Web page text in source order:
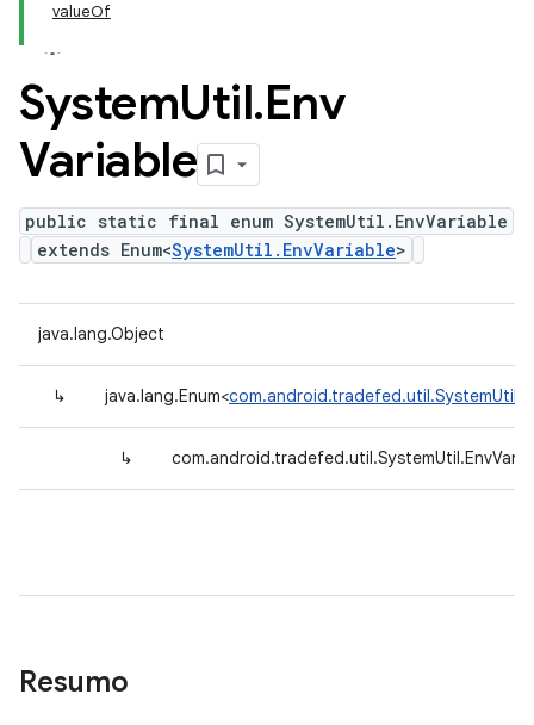
valueOf
SystemUtil.Env
Variable
public static final enum SystemUtil.EnvVariable
extends Enum<SystemUtil.EnvVariable>
java.lang.Object
↳ java.lang.Enum<
↳
Resumo